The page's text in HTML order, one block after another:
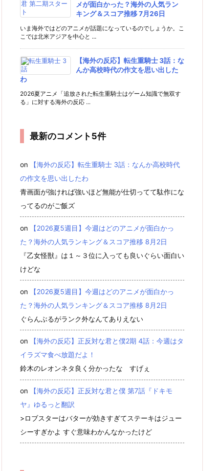
メが面白かった？海外の人気ラン
キング＆スコア推移 7月26日
いま海外ではどのアニメが話題になっているのでしょうか。こ
こでは北米アジアを中心と ...
【海外の反応】転生重騎士 3話：な
んか高校時代の作文を思い出した
わ
2026夏アニメ「追放された転生重騎士はゲーム知識で無双す
る」に対する海外の反応 ...
最新のコメント5件
on
【海外の反応】転生重騎士 3話：なんか高校時代
の作文を思い出したわ
青画面が強ければ強いほど無能が仕切ってて駄作にな
ってるのがご飯ズ
on
【2026夏5週目】今週はどのアニメが面白かっ
た？海外の人気ランキング＆スコア推移 8月2日
『乙女怪獣』は１～３位に入っても良いぐらい面白い
けどな
on
【2026夏5週目】今週はどのアニメが面白かっ
た？海外の人気ランキング＆スコア推移 8月2日
ぐらんぶるがランク外なんてありえない
on
【海外の反応】正反対な君と僕2期 4話：今週はタ
イラズマ食べ放題だよ！
鈴木のレオンネタ良く分かったな すげぇ
on
【海外の反応】正反対な君と僕 第7話『ドキモ
ヤ』ゆるっと翻訳
>ロブスターはバターが効きすぎてステーキはジュー
シーすぎかよ すぐ意味わかんなかったけど